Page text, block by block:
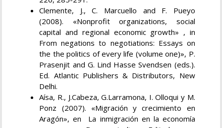
Clemente, J., C. Marcuello and F. Pueyo
(2008). «Nonprofit organizations, social
capital and regional economic growth» , in
From negations to negotiations: Essays on
the the politics of every life (volume one)», P.
Prasenjit and G. Lind Hasse Svendsen (eds.).
Ed. Atlantic Publishers & Distributors, New
Delhi.
Aísa, R., J.Cabeza, G.Larramona, I. Olloqui y M.
Ponz (2007). «Migración y crecimiento en
Aragón», en La inmigración en la economía